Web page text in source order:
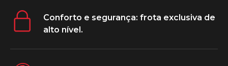
Conforto e segurança: frota exclusiva de
alto nível.